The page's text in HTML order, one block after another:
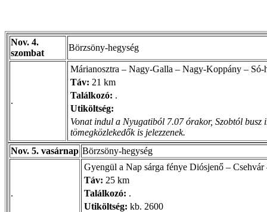
Nov. 4.
szombat
Börzsöny-hegység
.
Márianosztra – Nagy-Galla – Nagy-Koppány –
Táv: 21 km
Találkozó: .
Utiköltség:
Vonat indul a Nyugatiból 7.07 órakor, Szobtól
tömegközlekedők is jelezzenek.
Nov. 5. vasárnap Börzsöny-hegység
.
Gyengül a Nap sárga fénye Diósjenő –
Táv: 25 km
Találkozó: .
Utiköltség: kb. 2600